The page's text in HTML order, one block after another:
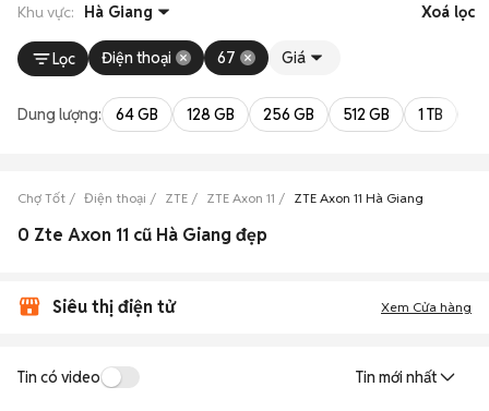
Khu vực: Hà Giang Xoá lọc
Lọc Điện thoại 67 Giá
Dung lượng: 64 GB 128 GB 256 GB 512 GB 1 TB
Chợ Tốt Điện thoại ZTE ZTE Axon 11 ZTE Axon 11 Hà Giang
0 Zte Axon 11 cũ Hà Giang đẹp
Siêu thị điện tử Xem Cửa hàng
Tin có video Tin mới nhất